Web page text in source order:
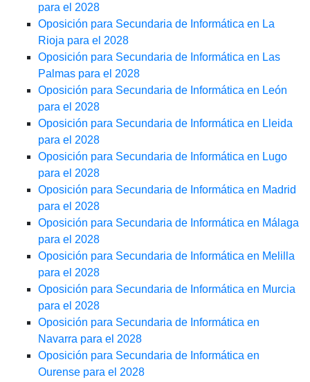
para el 2028
Oposición para Secundaria de Informática en La
Rioja para el 2028
Oposición para Secundaria de Informática en Las
Palmas para el 2028
Oposición para Secundaria de Informática en León
para el 2028
Oposición para Secundaria de Informática en Lleida
para el 2028
Oposición para Secundaria de Informática en Lugo
para el 2028
Oposición para Secundaria de Informática en Madrid
para el 2028
Oposición para Secundaria de Informática en Málaga
para el 2028
Oposición para Secundaria de Informática en Melilla
para el 2028
Oposición para Secundaria de Informática en Murcia
para el 2028
Oposición para Secundaria de Informática en
Navarra para el 2028
Oposición para Secundaria de Informática en
Ourense para el 2028